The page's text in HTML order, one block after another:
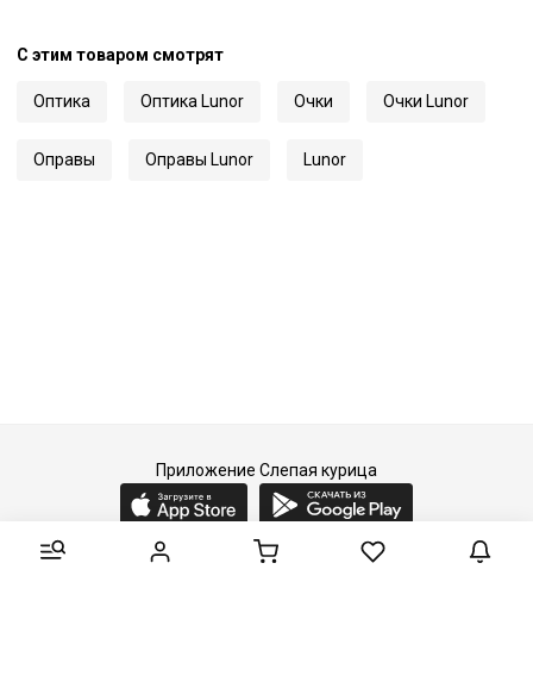
С этим товаром смотрят
Оптика Оптика Lunor Очки Очки Lunor
Оправы Оправы Lunor Lunor
Приложение Слепая курица
2015-2026 © Слепая курица - fashion concept store.